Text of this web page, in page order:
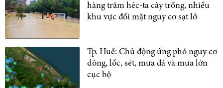
hàng trăm héc-ta cây trồng, nhiều
khu vực đối mặt nguy cơ sạt lở
Tp. Huế: Chủ động ứng phó nguy cơ
dông, lốc, sét, mưa đá và mưa lớn
cục bộ